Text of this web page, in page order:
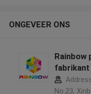
ONGEVEER ONS
Rainbow
No.23,